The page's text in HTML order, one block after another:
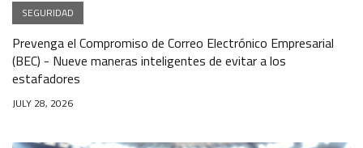
SEGURIDAD
Prevenga el Compromiso de Correo Electrónico Empresarial
(BEC) - Nueve maneras inteligentes de evitar a los
estafadores
JULY 28, 2026